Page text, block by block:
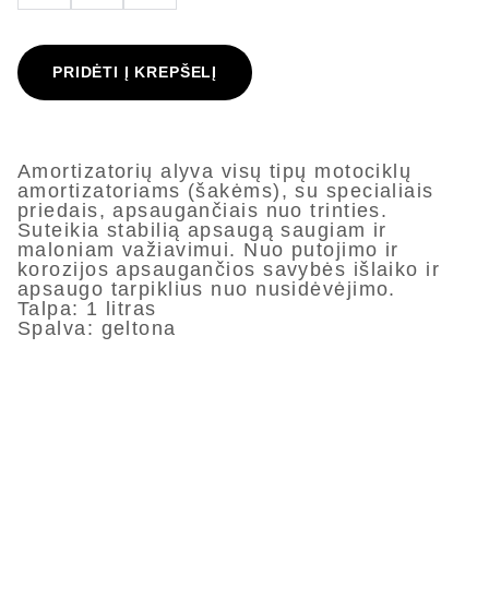
PRIDĖTI Į KREPŠELĮ
Amortizatorių alyva visų tipų motociklų
amortizatoriams (šakėms), su specialiais
priedais, apsaugančiais nuo trinties.
Suteikia stabilią apsaugą saugiam ir
maloniam važiavimui. Nuo putojimo ir
korozijos apsaugančios savybės išlaiko ir
apsaugo tarpiklius nuo nusidėvėjimo.
Talpa: 1 litras
Spalva: geltona